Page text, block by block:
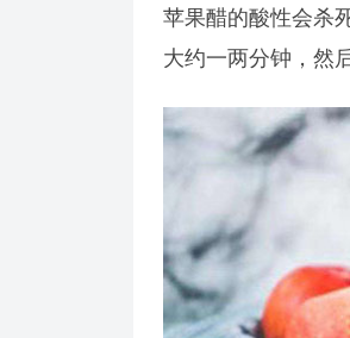
苹果醋的酸性会杀
大约一两分钟，然